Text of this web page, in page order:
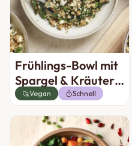
Frühlings-Bowl mit
Spargel & Kräuter
Dressing
Vegan Schnell